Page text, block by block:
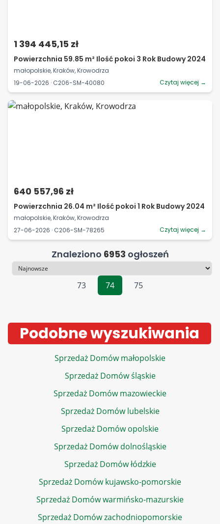
1 394 445,15 zł
Powierzchnia 59.85 m² Ilość pokoi 3 Rok Budowy 2024
małopolskie, Kraków, Krowodrza
19-06-2026 · C206-SM-40080
Czytaj więcej →
640 557,96 zł
Powierzchnia 26.04 m² Ilość pokoi 1 Rok Budowy 2024
małopolskie, Kraków, Krowodrza
27-06-2026 · C206-SM-78265
Czytaj więcej →
Znaleziono 6953 ogłoszeń
Sortowanie
73
74 75
Podobne wyszukiwania
Sprzedaż Domów małopolskie
Sprzedaż Domów śląskie
Sprzedaż Domów mazowieckie
Sprzedaż Domów lubelskie
Sprzedaż Domów opolskie
Sprzedaż Domów dolnośląskie
Sprzedaż Domów łódzkie
Sprzedaż Domów kujawsko-pomorskie
Sprzedaż Domów warmińsko-mazurskie
Sprzedaż Domów zachodniopomorskie